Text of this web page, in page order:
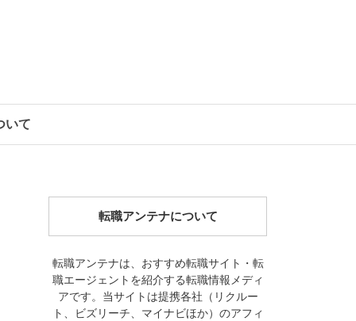
いて
転職アンテナについて
転職アンテナは、おすすめ転職サイト・転
職エージェントを紹介する転職情報メディ
アです。当サイトは提携各社（リクルー
ト、ビズリーチ、マイナビほか）のアフィ